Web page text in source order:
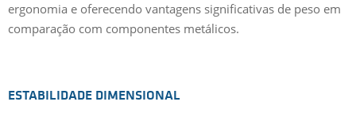
ergonomia e oferecendo vantagens significativas de peso em
comparação com componentes metálicos.
ESTABILIDADE DIMENSIONAL